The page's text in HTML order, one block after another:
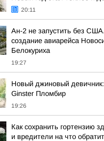
20:11
Ан-2 не запустить без
создание авиарейса
Белокуриха
19:27
Новый джиновый
Ginster Пломбир
19:26
Как сохранить гортензию
и вредители на что